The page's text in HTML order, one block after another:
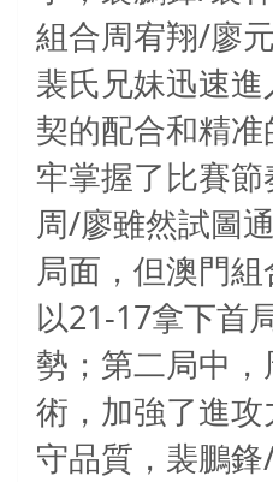
組合周宥翔/廖
裴氏兄妹迅速
契的配合和精
牢掌握了比賽
周/廖雖然試圖
局面，但澳門組
以21-17拿下首
勢；第二局中，
術，加強了進
守品質，裴鵬鋒